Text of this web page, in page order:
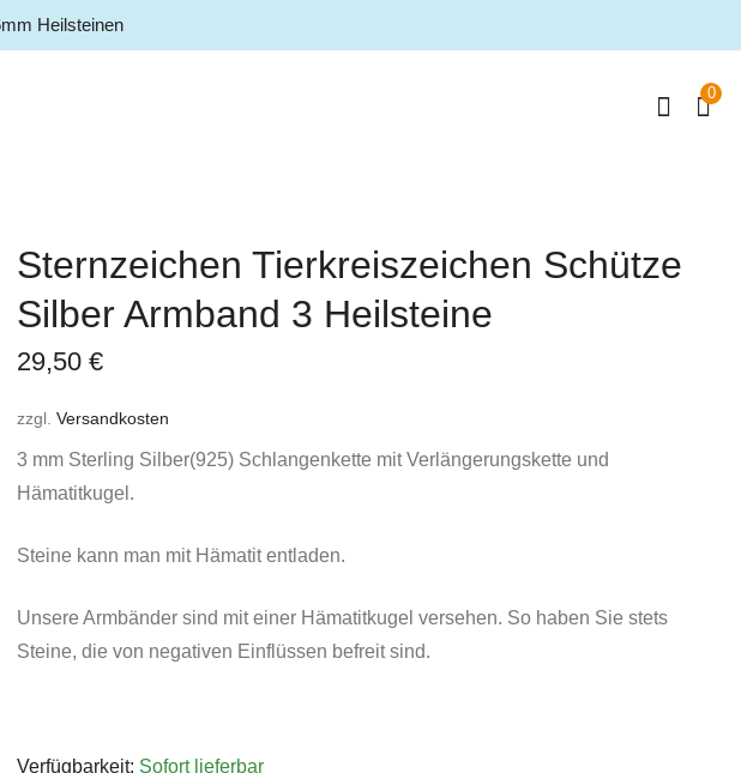
Heilsteinen
0
Sternzeichen Tierkreiszeichen Schütze
Silber Armband 3 Heilsteine
29,50 €
zzgl. Versandkosten
3 mm Sterling Silber(925) Schlangenkette mit Verlängerungskette und
Hämatitkugel.
Steine kann man mit Hämatit entladen.
Unsere Armbänder sind mit einer Hämatitkugel versehen. So haben Sie stets
Steine, die von negativen Einflüssen befreit sind.
Verfügbarkeit: Sofort lieferbar